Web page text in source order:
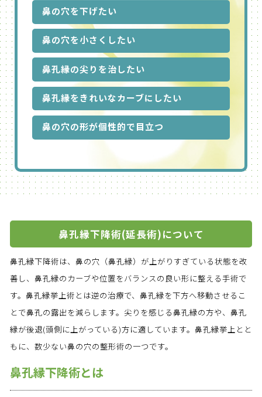
鼻の穴を下げたい
鼻の穴を小さくしたい
鼻孔縁の尖りを治したい
鼻孔縁をきれいなカーブにしたい
鼻の穴の形が個性的で目立つ
鼻孔縁下降術(延長術)について
鼻孔縁下降術は、鼻の穴（鼻孔縁）が上がりすぎている状態を改
善し、鼻孔縁のカーブや位置をバランスの良い形に整える手術で
す。鼻孔縁挙上術とは逆の治療で、鼻孔縁を下方へ移動させるこ
とで鼻孔の露出を減らします。尖りを感じる鼻孔縁の方や、鼻孔
縁が後退(頭側に上がっている)方に適しています。鼻孔縁挙上とと
もに、数少ない鼻の穴の整形術の一つです。
鼻孔縁下降術とは